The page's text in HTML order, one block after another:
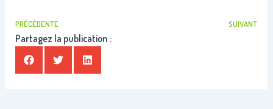
PRÉCÉDENTE SUIVANT
Partagez la publication :